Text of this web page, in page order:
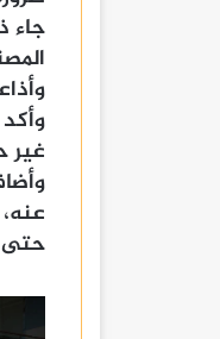
جاء
غير
حتى